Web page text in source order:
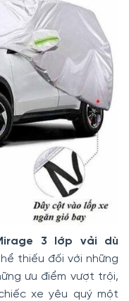
3 lớp vải dù
thiếu đối với những
ưu điểm vượt trội,
xe yêu quý một